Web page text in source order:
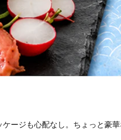
ージも心配なし。ちょっと豪